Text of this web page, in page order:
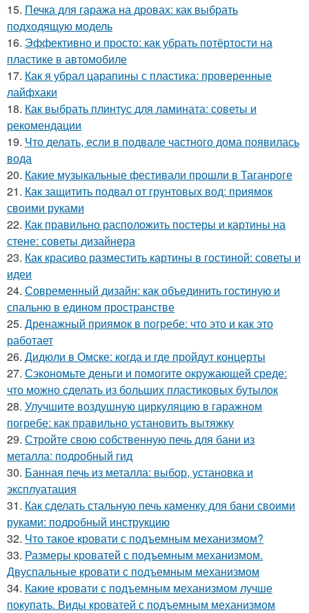
15. Печка для гаража на дровах: как выбрать
подходящую модель
16. Эффективно и просто: как убрать потёртости на
пластике в автомобиле
17. Как я убрал царапины с пластика: проверенные
лайфхаки
18. Как выбрать плинтус для ламината: советы и
рекомендации
19. Что делать, если в подвале частного дома появилась
вода
20. Какие музыкальные фестивали прошли в Таганроге
21. Как защитить подвал от грунтовых вод: приямок
своими руками
22. Как правильно расположить постеры и картины на
стене: советы дизайнера
23. Как красиво разместить картины в гостиной: советы и
идеи
24. Современный дизайн: как объединить гостиную и
спальню в едином пространстве
25. Дренажный приямок в погребе: что это и как это
работает
26. Дидюли в Омске: когда и где пройдут концерты
27. Сэкономьте деньги и помогите окружающей среде:
что можно сделать из больших пластиковых бутылок
28. Улучшите воздушную циркуляцию в гаражном
погребе: как правильно установить вытяжку
29. Стройте свою собственную печь для бани из
металла: подробный гид
30. Банная печь из металла: выбор, установка и
эксплуатация
31. Как сделать стальную печь каменку для бани своими
руками: подробный инструкцию
32. Что такое кровати с подъемным механизмом?
33. Размеры кроватей с подъемным механизмом.
Двуспальные кровати с подъемным механизмом
34. Какие кровати с подъемным механизмом лучше
покупать. Виды кроватей с подъемным механизмом